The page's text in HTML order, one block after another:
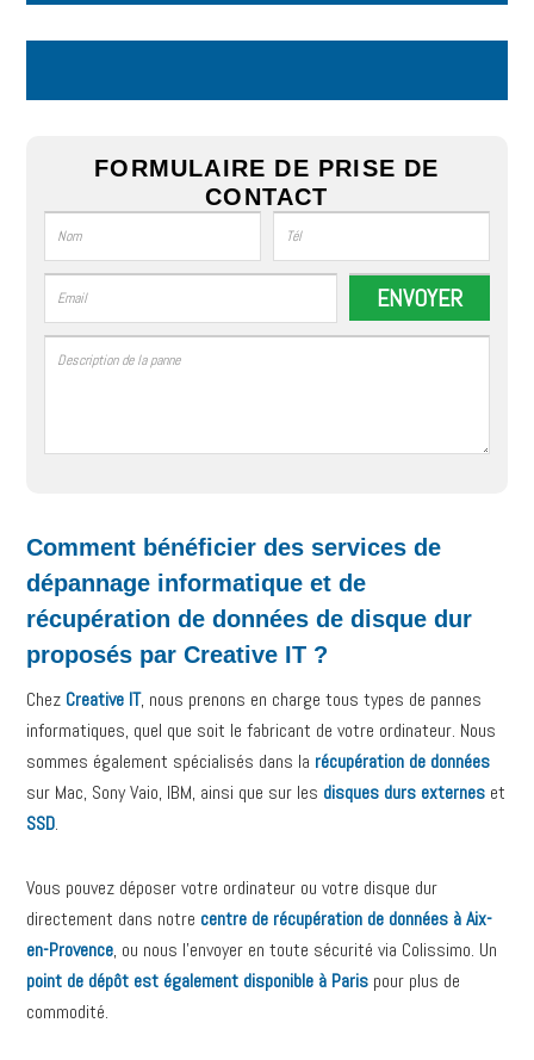
FORMULAIRE DE PRISE DE
CONTACT
Comment bénéficier des services de
dépannage informatique et de
récupération de données de disque dur
proposés par Creative IT ?
Chez Creative IT, nous prenons en charge tous types de pannes
informatiques, quel que soit le fabricant de votre ordinateur. Nous
sommes également spécialisés dans la récupération de données
sur Mac, Sony Vaio, IBM, ainsi que sur les disques durs externes et
SSD.
Vous pouvez déposer votre ordinateur ou votre disque dur
directement dans notre centre de récupération de données à Aix-
en-Provence, ou nous l’envoyer en toute sécurité via Colissimo. Un
point de dépôt est également disponible à Paris pour plus de
commodité.